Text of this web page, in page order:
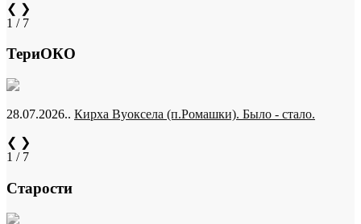
❮ ❯
1 / 7
ТериОКО
28.07.2026.. Кирха Вуоксела (п.Ромашки). Было - стало.
❮ ❯
1 / 7
Старости